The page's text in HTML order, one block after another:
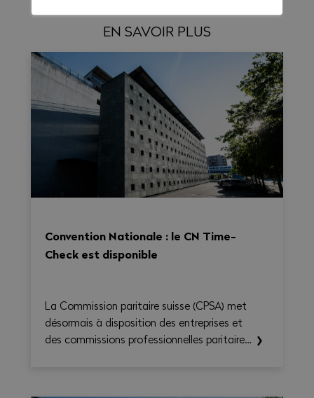
EN SAVOIR PLUS
Convention Nationale : le CN Time-
Check est disponible
La Commission paritaire suisse (CPSA) met
désormais à disposition des entreprises et
des commissions professionnelles paritaires